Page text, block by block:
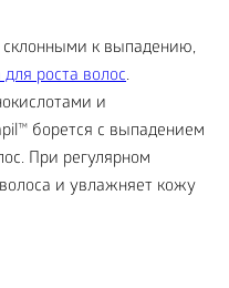
склонными к выпадению,
роста волос.
и
борется с выпадением
При регулярном
и увлажняет кожу